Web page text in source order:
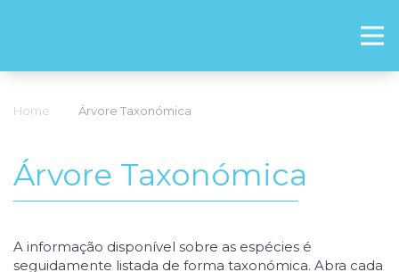
Home Árvore Taxonómica
Árvore Taxonómica
A informação disponível sobre as espécies é
seguidamente listada de forma taxonómica. Abra cada